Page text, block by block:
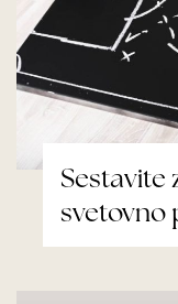
Sestavite
svetovno